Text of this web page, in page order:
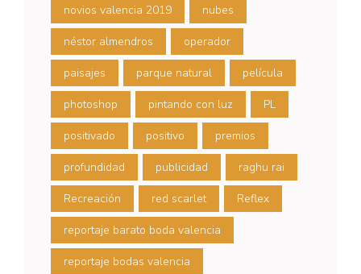
novios valencia 2019 nubes
néstor almendros operador
paisajes parque natural película
photoshop pintando con luz PL
positivado positivo premios
profundidad publicidad raghu rai
Recreación red scarlet Reflex
reportaje barato boda valencia
reportaje bodas valencia